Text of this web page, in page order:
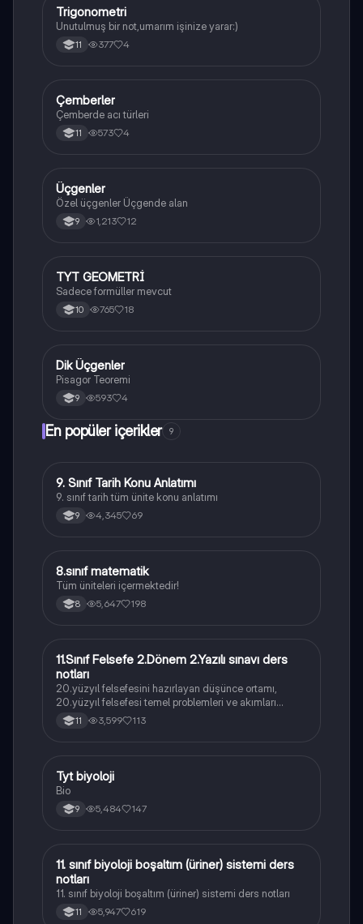
Matematik
Trigonometri
Unutulmuş bir not,umarım işinize yarar:)
11 377 4
Geometri
Çemberler
Çemberde acı türleri
11 573 4
Geometri
Üçgenler
Özel üçgenler Üçgende alan
9 1,213 12
Geometri
TYT GEOMETRİ
Sadece formüller mevcut
10 765 18
Geometri
Dik Üçgenler
Pisagor Teoremi
9 593 4
En popüler içerikler 9
Tarih
9. Sınıf Tarih Konu Anlatımı
9. sınıf tarih tüm ünite konu anlatımı
9 4,345 69
Matematik
8.sınıf matematik
Tüm üniteleri içermektedir!
8 5,647 198
Felsefe
11.Sınıf Felsefe 2.Dönem 2.Yazılı sınavı ders
notları
20.yüzyıl felsefesini hazırlayan düşünce ortamı,
20.yüzyıl felsefesi temel problemleri ve akımları
konularını içermektedir
11 3,599 113
Biyoloji
Tyt biyoloji
Bio
9 5,484 147
Biyoloji
11. sınıf biyoloji boşaltım (üriner) sistemi ders
notları
11. sınıf biyoloji boşaltım (üriner) sistemi ders notları
11 5,947 619